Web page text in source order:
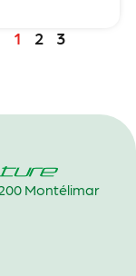
1 2 3
Montélimar